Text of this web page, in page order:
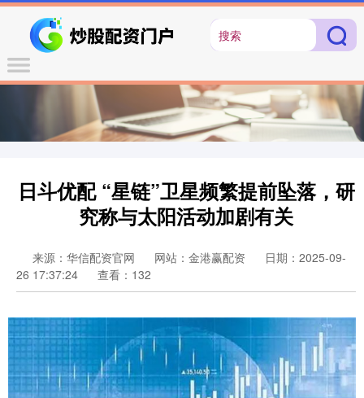
日斗优配 “星链”卫星频繁提前坠落，研
究称与太阳活动加剧有关
来源：华信配资官网 网站：金港赢配资
日期：2025-09-
26 17:37:24
查看：132